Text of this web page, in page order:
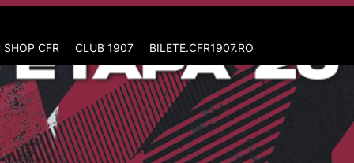
SHOP CFR CLUB 1907 BILETE.CFR1907.RO